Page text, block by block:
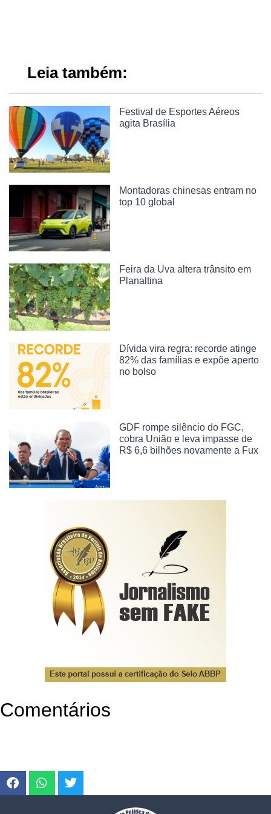
Leia também:
Festival de Esportes Aéreos
agita Brasília
Montadoras chinesas entram no
top 10 global
Feira da Uva altera trânsito em
Planaltina
Dívida vira regra: recorde atinge
82% das famílias e expõe aperto
no bolso
GDF rompe silêncio do FGC,
cobra União e leva impasse de
R$ 6,6 bilhões novamente a Fux
Comentários